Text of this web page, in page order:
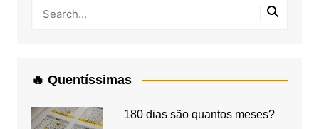
🔥 Quentíssimas
180 dias são quantos meses?